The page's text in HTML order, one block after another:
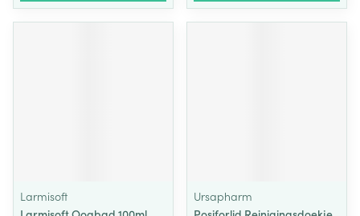
Larmisoft
Ursapharm